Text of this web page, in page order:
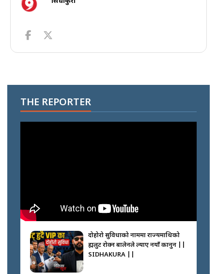
THE REPORTER
दोहोरो सुविधाको नाममा राज्यमाथिको
ब्रह्मलुट रोक्न बालेनले ल्याए नयाँ कानुन ||
SIDHAKURA ||